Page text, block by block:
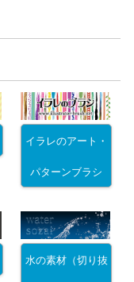
イラレのアート・
パターンブラシ
水の素材（切り抜